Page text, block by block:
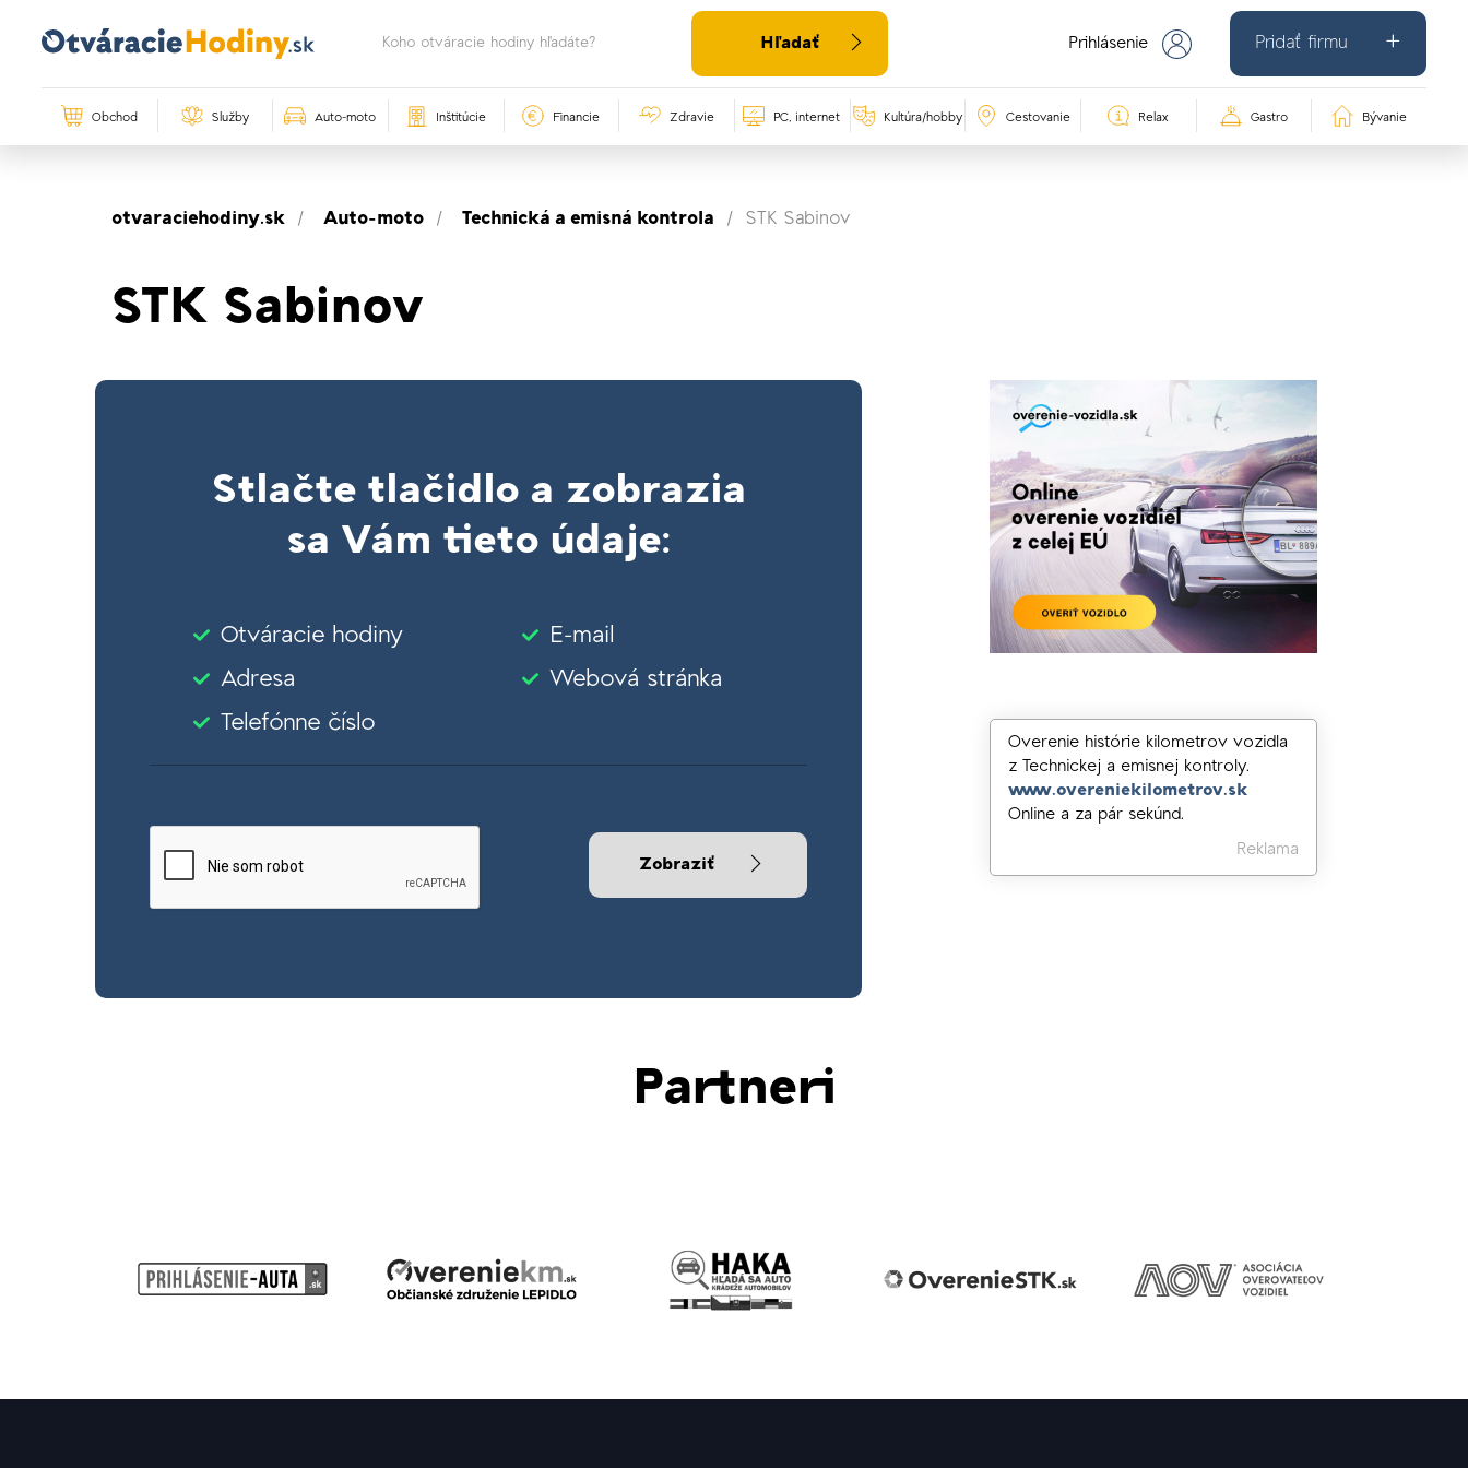
Hľadať Prihlásenie Pridať firmu
Obchod Služby Auto-moto Inštitúcie Financie Zdravie PC, internet Kultúra/hobby Cestovanie Relax Gastro Bývanie
otvaraciehodiny.sk Auto-moto Technická a emisná kontrola STK Sabinov
STK Sabinov
Stlačte tlačidlo a zobrazia
sa Vám tieto údaje:
Otváracie hodiny
Adresa
Telefónne číslo
E-mail
Webová stránka
Zobraziť
Overenie histórie kilometrov vozidla
z Technickej a emisnej kontroly.
www.overeniekilometrov.sk
Online a za pár sekúnd.
Reklama
Partneri